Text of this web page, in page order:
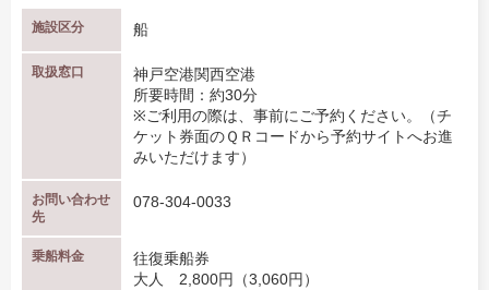
施設区分 船
取扱窓口
神戸空港関西空港
所要時間：約30分
※ご利用の際は、事前にご予約ください。（チ
ケット券面のＱＲコードから予約サイトへお進
みいただけます）
お問い合わせ
先
078-304-0033
乗船料金
往復乗船券
大人 2,800円（3,060円）